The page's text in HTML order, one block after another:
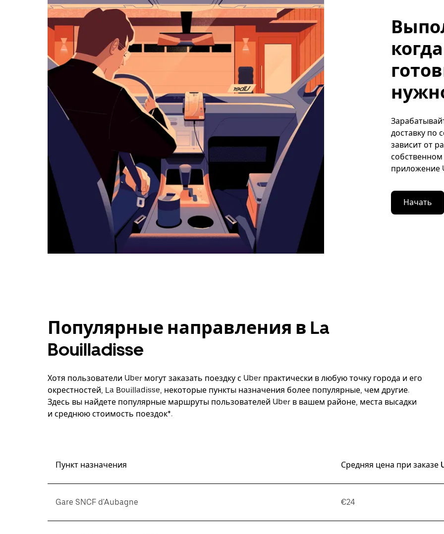
закрыть
календарь,
нажмите
Esc.
доставку по
зависит от
приложение
Начать
Популярные направления в La
Bouilladisse
Хотя пользователи Uber могут заказать поездку с Uber практически в любую точку города и его
окрестностей, La Bouilladisse, некоторые пункты назначения более популярные, чем другие.
Здесь вы найдете популярные маршруты пользователей Uber в вашем районе, места высадки
и среднюю стоимость поездок*.
Пункт назначения Средняя цена при заказе
Gare SNCF d'Aubagne €24